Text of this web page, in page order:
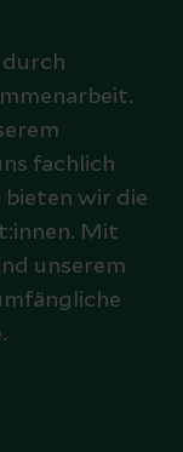
fachlich
bieten wir die
Mit
unserem